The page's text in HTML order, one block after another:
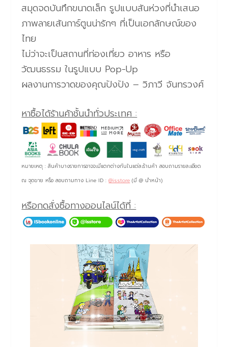
สมุดจดบันทึกขนาดเล็ก รูปแบบสันห่วงที่นำเสนอ
ภาพลายเส้นการ์ตูนน่ารักๆ ที่เป็นเอกลักษณ์ของ
ไทย
ไม่ว่าจะเป็นสถานที่ท่องเที่ยว อาหาร หรือ
วัฒนธรรม ในรูปแบบ Pop-Up
ผลงานการวาดของคุณปังปัง – วิภาวี จันทรวงศ์
หาซื้อได้ร้านค้าชั้นนำทั่วประเทศ :
หมายเหตุ : สินค้าบางรายการอาจจะมีแตกต่างกันในแต่ละร้านค้า สอบถามรายละเอียด
ณ จุดขาย หรือ สอบถามทาง Line ID :@isstore (มี @ นำหน้า)
หรือกดสั่งซื้อทางออนไลน์ได้ที่ :